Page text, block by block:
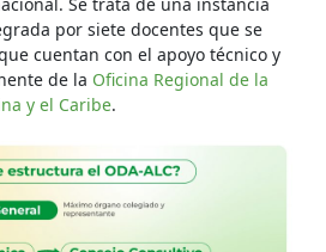
por siete docentes que se
cuentan con el apoyo técnico y
de la Oficina Regional de la
y el Caribe.